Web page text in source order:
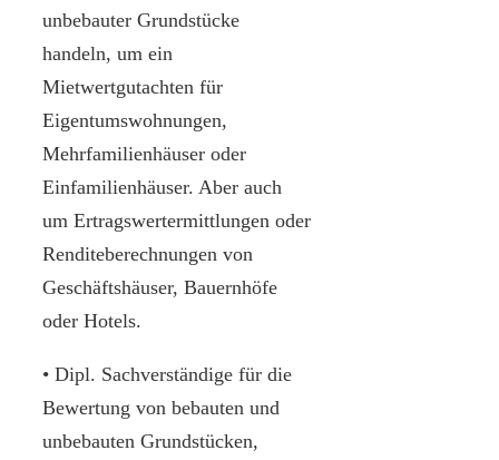
unbebauter Grundstücke
handeln, um ein
Mietwertgutachten für
Eigentumswohnungen,
Mehrfamilienhäuser oder
Einfamilienhäuser. Aber auch
um Ertragswertermittlungen oder
Renditeberechnungen von
Geschäftshäuser, Bauernhöfe
oder Hotels.
• Dipl. Sachverständige für die
Bewertung von bebauten und
unbebauten Grundstücken,